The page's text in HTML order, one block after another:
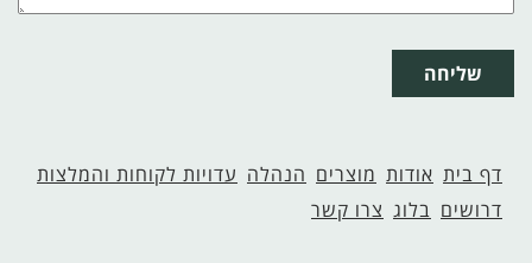
שליחה
דף בית אודות מוצרים הנהלה עדויות לקוחות והמלצות
דרושים בלוג צרו קשר